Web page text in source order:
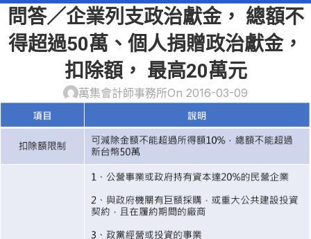
事業所得稅
問答／企業列支政治獻金， 總額不
得超過50萬、個人捐贈政治獻金，
扣除額， 最高20萬元
萬集會計師事務所On 2016-03-09